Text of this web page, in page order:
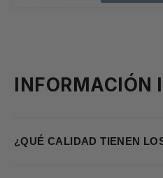
INFORMACIÓN
¿QUÉ CALIDAD TIENEN